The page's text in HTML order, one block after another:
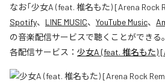
なお「少女A (feat. 椎名もた) [Arena Rock
Spotify、 LINE MUSIC、 YouTube Music、
の音楽配信サービスで聴くことができる。
各配信サービス： 少女A (feat. 椎名もた)